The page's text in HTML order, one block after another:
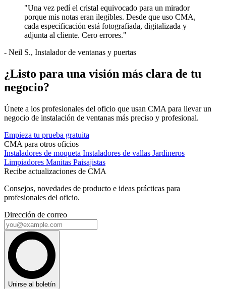
"Una vez pedí el cristal equivocado para un mirador
porque mis notas eran ilegibles. Desde que uso CMA,
cada especificación está fotografiada, digitalizada y
adjunta al cliente. Cero errores."
- Neil S., Instalador de ventanas y puertas
¿Listo para una visión más clara de tu
negocio?
Únete a los profesionales del oficio que usan CMA para llevar un
negocio de instalación de ventanas más preciso y profesional.
Empieza tu prueba gratuita
CMA para otros oficios
Instaladores de moqueta Instaladores de vallas Jardineros
Limpiadores Manitas Paisajistas
Recibe actualizaciones de CMA
Consejos, novedades de producto e ideas prácticas para
profesionales del oficio.
Dirección de correo
Unirse al boletín